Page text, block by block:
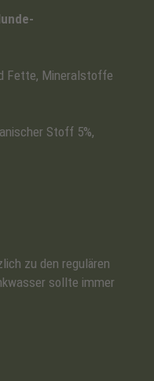
Fette, Mineralstoffe
Stoff 5%,
zu den regulären
sollte immer